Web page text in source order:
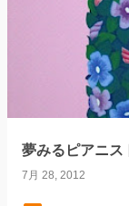
夢みるピアニス
7月 28, 2012